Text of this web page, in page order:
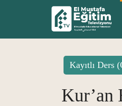
Kayıtlı Ders
Kur’an